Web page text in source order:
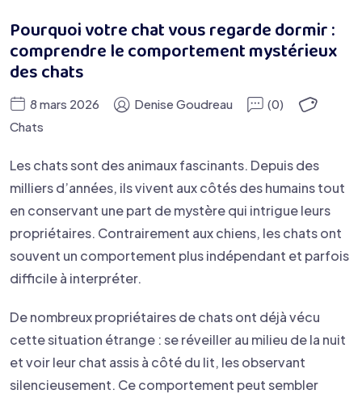
Pourquoi votre chat vous regarde dormir :
comprendre le comportement mystérieux
des chats
8 mars 2026 Denise Goudreau
(0)
Chats
Les chats sont des animaux fascinants. Depuis des
milliers d’années, ils vivent aux côtés des humains tout
en conservant une part de mystère qui intrigue leurs
propriétaires. Contrairement aux chiens, les chats ont
souvent un comportement plus indépendant et parfois
difficile à interpréter.
De nombreux propriétaires de chats ont déjà vécu
cette situation étrange : se réveiller au milieu de la nuit
et voir leur chat assis à côté du lit, les observant
silencieusement. Ce comportement peut sembler